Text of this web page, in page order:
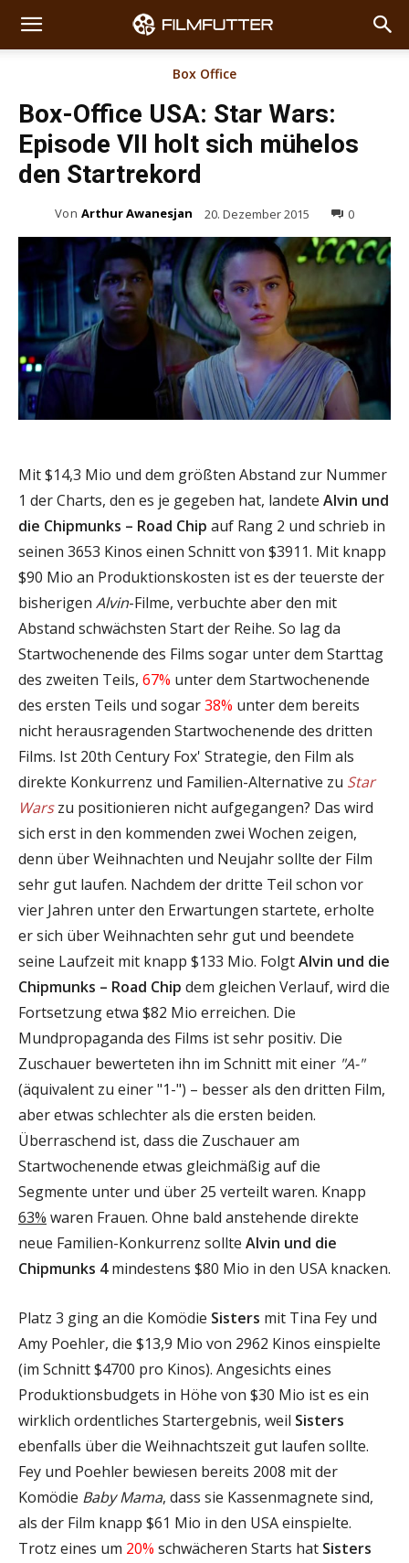
Box Office
Box-Office USA: Star Wars:
Episode VII holt sich mühelos
den Startrekord
Von Arthur Awanesjan 20. Dezember 2015 0
Mit $14,3 Mio und dem größten Abstand zur Nummer
1 der Charts, den es je gegeben hat, landete Alvin und
die Chipmunks – Road Chip auf Rang 2 und schrieb in
seinen 3653 Kinos einen Schnitt von $3911. Mit knapp
$90 Mio an Produktionskosten ist es der teuerste der
bisherigen Alvin-Filme, verbuchte aber den mit
Abstand schwächsten Start der Reihe. So lag da
Startwochenende des Films sogar unter dem Starttag
des zweiten Teils, 67% unter dem Startwochenende
des ersten Teils und sogar38% unter dem bereits
nicht herausragenden Startwochenende des dritten
Films. Ist 20th Century Fox' Strategie, den Film als
direkte Konkurrenz und Familien-Alternative zu Star
Warszu positionieren nicht aufgegangen? Das wird
sich erst in den kommenden zwei Wochen zeigen,
denn über Weihnachten und Neujahr sollte der Film
sehr gut laufen. Nachdem der dritte Teil schon vor
vier Jahren unter den Erwartungen startete, erholte
er sich über Weihnachten sehr gut und beendete
seine Laufzeit mit knapp $133 Mio. FolgtAlvin und die
Chipmunks – Road Chip dem gleichen Verlauf, wird die
Fortsetzung etwa $82 Mio erreichen. Die
Mundpropaganda des Films ist sehr positiv. Die
Zuschauer bewerteten ihn im Schnitt mit einer "A-"
(äquivalent zu einer "1-") – besser als den dritten Film,
aber etwas schlechter als die ersten beiden.
Überraschend ist, dass die Zuschauer am
Startwochenende etwas gleichmäßig auf die
Segmente unter und über 25 verteilt waren. Knapp
63% waren Frauen. Ohne bald anstehende direkte
neue Familien-Konkurrenz sollte Alvin und die
Chipmunks 4mindestens $80 Mio in den USA knacken.
Platz 3 ging an die Komödie Sisters mit Tina Fey und
Amy Poehler, die $13,9 Mio von 2962 Kinos einspielte
(im Schnitt $4700 pro Kinos). Angesichts eines
Produktionsbudgets in Höhe von $30 Mio ist es ein
wirklich ordentliches Startergebnis, weil Sisters
ebenfalls über die Weihnachtszeit gut laufen sollte.
Fey und Poehler bewiesen bereits 2008 mit der
Komödie Baby Mama, dass sie Kassenmagnete sind,
als der Film knapp $61 Mio in den USA einspielte.
Trotz eines um 20% schwächeren Starts hat Sisters